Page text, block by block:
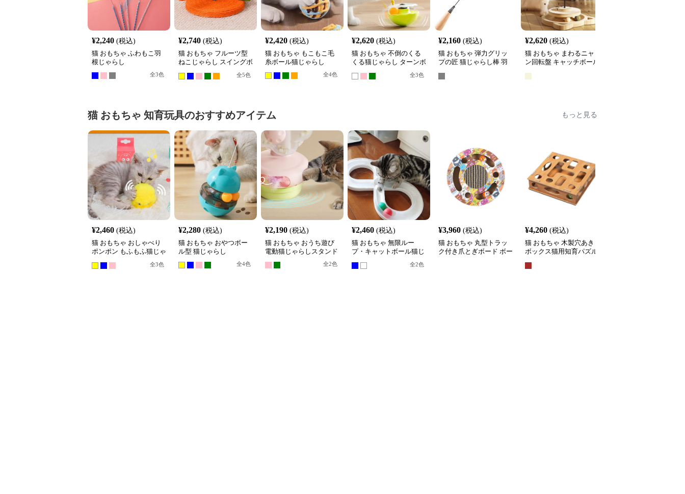
¥2,240 (税込)
猫 おもちゃ ふわもこ羽
根じゃらし
全3色
¥2,740 (税込)
猫 おもちゃ フルーツ型
ねこじゃらし スイングボ
全5色
¥2,420 (税込)
猫 おもちゃ もこもこ毛
糸ボール猫じゃらし
全4色
¥2,620 (税込)
猫 おもちゃ 不倒のくる
くる猫じゃらし ターンボ
全3色
¥2,160 (税込)
猫 おもちゃ 弾力グリッ
プの匠 猫じゃらし棒 羽
¥2,620 (税込)
猫 おもちゃ まわるニャ
ン回転盤 キャッチボール
猫 おもちゃ 知育玩具のおすすめアイテム もっと見る
¥2,460 (税込)
猫 おもちゃ おしゃべり
ポンポン もふもふ猫じゃ
全3色
¥2,280 (税込)
猫 おもちゃ おやつボー
ル型 猫じゃらし
全4色
¥2,190 (税込)
猫 おもちゃ おうち遊び
電動猫じゃらしスタンド
全2色
¥2,460 (税込)
猫 おもちゃ 無限ルー
プ・キャットボール猫じ
全2色
¥3,960 (税込)
猫 おもちゃ 丸型トラッ
ク付き爪とぎボード ボー
¥4,260 (税込)
猫 おもちゃ 木製穴あき
ボックス猫用知育パズル